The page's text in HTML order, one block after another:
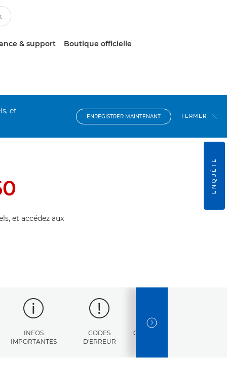
& support Boutique officielle
et
ENREGISTRER MAINTENANT FERMER
et accédez aux
INFOS
IMPORTANTES
CODES
D'ERREUR
CARACTÉRISTIQUES
NEXT SLIDE
ENQUÊTE